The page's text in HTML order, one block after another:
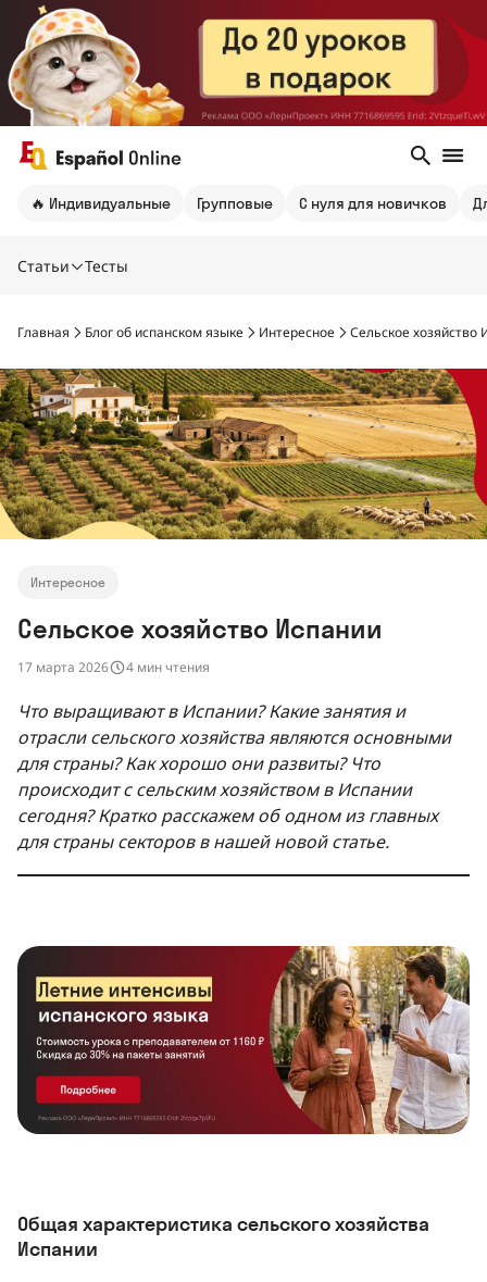
🔥 Индивидуальные Групповые С нуля для новичков
Статьи Тесты
Главная Блог об испанском языке Интересное Сельское хозяйство
Интересное
Сельское хозяйство Испании
17 марта 2026 4 мин чтения
Что выращивают в Испании? Какие занятия и
отрасли сельского хозяйства являются основными
для страны? Как хорошо они развиты? Что
происходит с сельским хозяйством в Испании
сегодня? Кратко расскажем об одном из главных
для страны секторов в нашей новой статье.
Общая характеристика сельского хозяйства
Испании